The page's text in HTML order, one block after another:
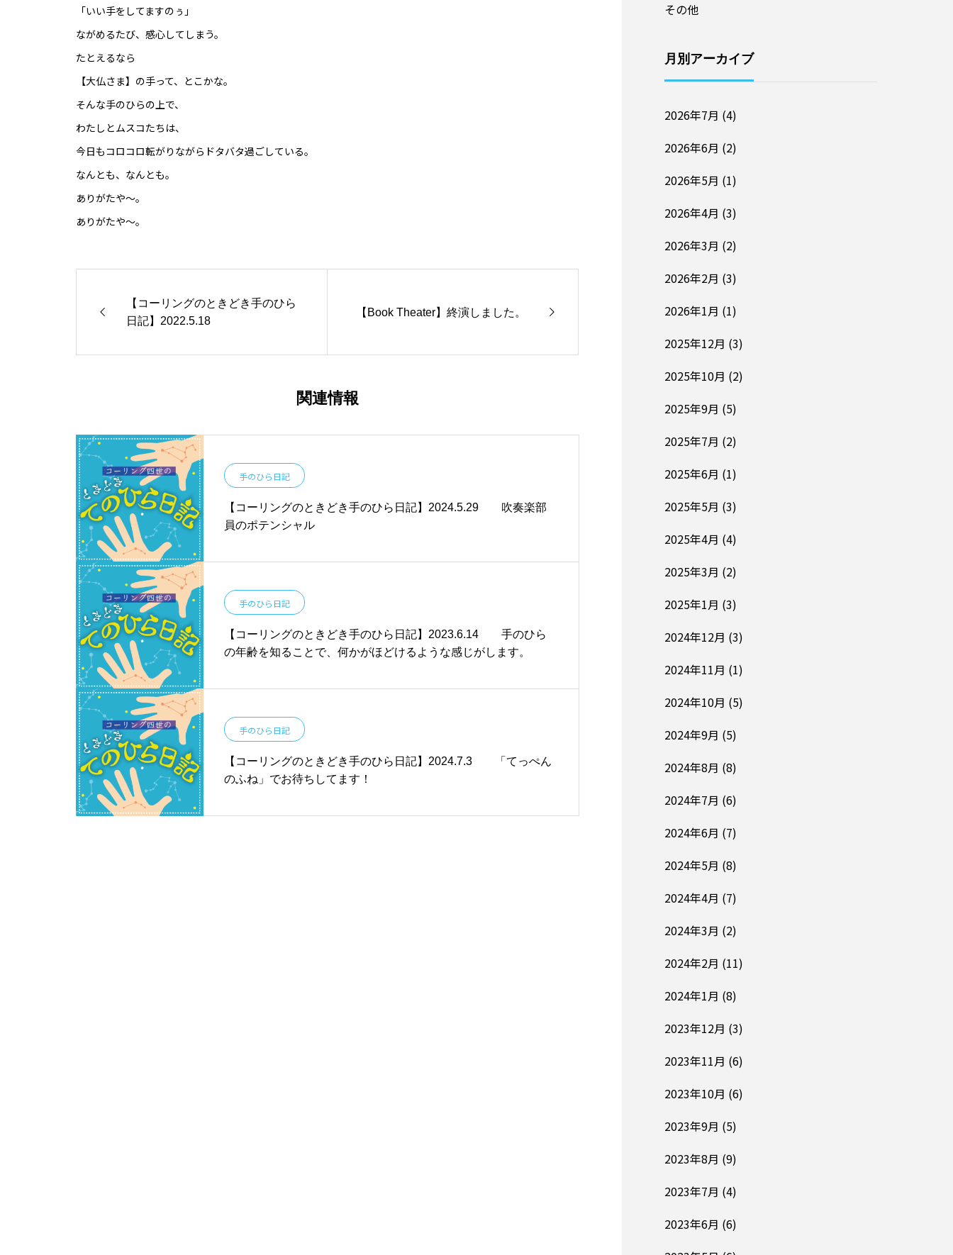
「いい手をしてますのぅ」
ながめるたび、感心してしまう。
たとえるなら
【大仏さま】の手って、とこかな。
そんな手のひらの上で、
わたしとムスコたちは、
今日もコロコロ転がりながらドタバタ過ごしている。
なんとも、なんとも。
ありがたや～。
ありがたや～。
【コーリングのときどき手のひら
日記】2022.5.18
【Book Theater】終演しました。
関連情報
手のひら日記
【コーリングのときどき手のひら日記】2024.5.29 吹奏楽部
員のポテンシャル
手のひら日記
【コーリングのときどき手のひら日記】2023.6.14 手のひら
の年齢を知ることで、何かがほどけるような感じがします。
手のひら日記
【コーリングのときどき手のひら日記】2024.7.3 「てっぺん
のふね」でお待ちしてます！
その他
月別アーカイブ
2026年7月 (4)
2026年6月 (2)
2026年5月 (1)
2026年4月 (3)
2026年3月 (2)
2026年2月 (3)
2026年1月 (1)
2025年12月 (3)
2025年10月 (2)
2025年9月 (5)
2025年7月 (2)
2025年6月 (1)
2025年5月 (3)
2025年4月 (4)
2025年3月 (2)
2025年1月 (3)
2024年12月 (3)
2024年11月 (1)
2024年10月 (5)
2024年9月 (5)
2024年8月 (8)
2024年7月 (6)
2024年6月 (7)
2024年5月 (8)
2024年4月 (7)
2024年3月 (2)
2024年2月 (11)
2024年1月 (8)
2023年12月 (3)
2023年11月 (6)
2023年10月 (6)
2023年9月 (5)
2023年8月 (9)
2023年7月 (4)
2023年6月 (6)